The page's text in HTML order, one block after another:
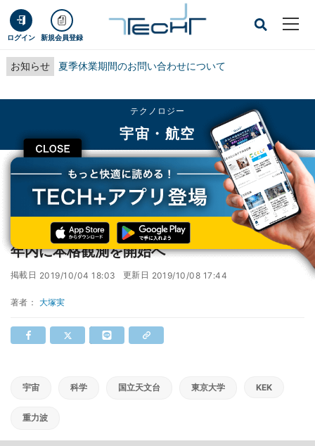
ログイン 新規会員登録
お知らせ 夏季休業期間のお問い合わせについて
CLOSE
テクノロジー
宇宙・航空
TECH+ テクノロジー
宇宙・航空
日本の重力波望遠鏡「KAGRA」が報道公開 - 年内に本格観測を開始へ
日本の重力波望遠鏡「KAGRA」が報道公開 -
年内に本格観測を開始へ
掲載日 2019/10/04 18:03 更新日 2019/10/08 17:44
著者： 大塚実
宇宙 科学 国立天文台 東京大学 KEK
重力波